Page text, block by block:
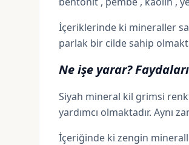
İçeriklerinde ki mineraller
parlak bir cilde sahip
Ne işe yarar?
Siyah mineral kil grimsi
yardımcı olmaktadır. Aynı
İçeriğinde ki zengin